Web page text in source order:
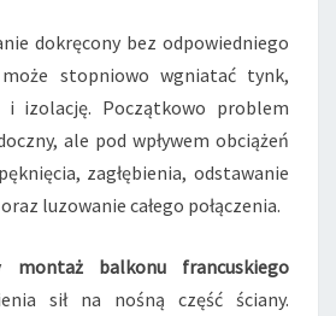
dokręcony bez odpowiedniego
stopniowo wgniatać tynk,
i izolację. Początkowo problem
ale pod wpływem obciążeń
zagłębienia, odstawanie
luzowanie całego połączenia.
montaż balkonu francuskiego
sił na nośną część ściany.